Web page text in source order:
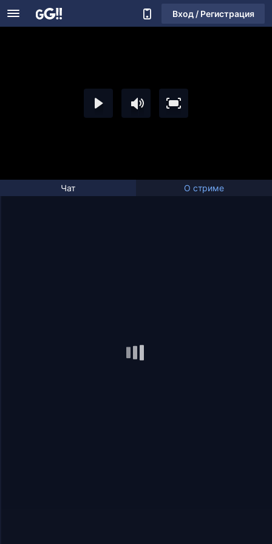
Вход / Регистрация
Чат О стриме